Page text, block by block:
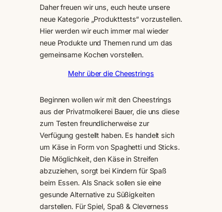
Daher freuen wir uns, euch heute unsere
neue Kategorie „Produkttests“ vorzustellen.
Hier werden wir euch immer mal wieder
neue Produkte und Themen rund um das
gemeinsame Kochen vorstellen.
Mehr über die Cheestrings
Beginnen wollen wir mit den Cheestrings
aus der Privatmolkerei Bauer, die uns diese
zum Testen freundlicherweise zur
Verfügung gestellt haben. Es handelt sich
um Käse in Form von Spaghetti und Sticks.
Die Möglichkeit, den Käse in Streifen
abzuziehen, sorgt bei Kindern für Spaß
beim Essen. Als Snack sollen sie eine
gesunde Alternative zu Süßigkeiten
darstellen. Für Spiel, Spaß & Cleverness